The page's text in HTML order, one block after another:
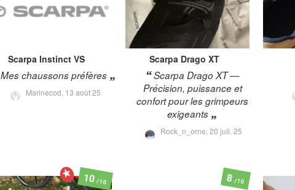
Scarpa Instinct VS
Mes chaussons préfères
Marinecod, 13 août 25
Scarpa Drago XT
Scarpa Drago XT —
Précision, puissance et
confort pour les grimpeurs
exigeants
Rock_n_orne,20 juil. 25
10/10 8/10